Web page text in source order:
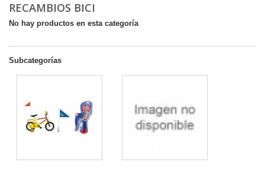
RECAMBIOS BICI
No hay productos en esta categoría
Subcategorías